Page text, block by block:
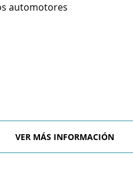
automotores
VER MÁS INFORMACIÓN